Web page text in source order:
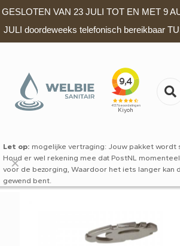
GESLOTEN VAN 23 JULI TOT EN MET 9
JULI doordeweeks telefonisch bereikbaar
Let op: mogelijke vertraging: Jouw pakket wordt
Houd er wel rekening mee dat PostNL
voor de bezorging, Waardoor het iets langer kan
gewend bent.
✕